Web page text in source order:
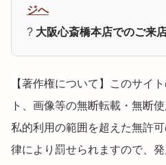
ジへ
? 大阪心斎橋本店でのご来店
【著作権について】このサイ
ト、画像等の無断転載・無断
私的利用の範囲を超えた無許
律により罰せられますので、